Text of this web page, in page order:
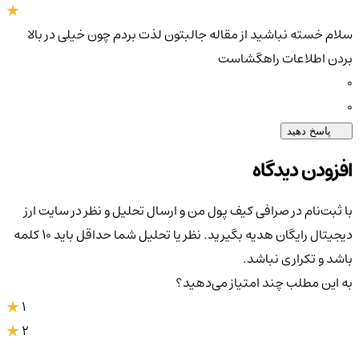
سلام خسته نباشید از مقاله جالبتون لذت بردم چون خیلی در بالا
بردن اطلاعات راهگشاست
پاسخ دهید
افزودن دیدگاه
با ثبت‌نام در صرافی کیف پول من و ارسال تحلیل و نظر در سایت ارز
دیجیتال رایگان هدیه بگیرید. نظر یا تحلیل شما حداقل باید ۱۰ کلمه
باشد و تکراری نباشد.
به این مطلب چند امتیاز می‌دهید؟